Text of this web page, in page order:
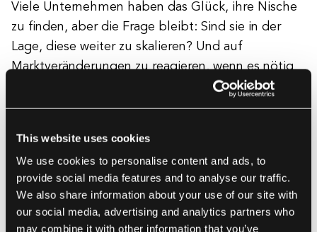
This website uses cookies
We use cookies to personalise content and ads, to
provide social media features and to analyse our traffic.
We also share information about your use of our site with
our social media, advertising and analytics partners who
may combine it with other information that you’ve
Viele Unternehmen haben das Glück, ihre Nische
zu finden, aber die Frage bleibt: Sind sie in der
Lage, diese weiter zu skalieren? Und auf
Marktveränderungen zu reagieren, wenn es nötig
Selbst wenn Sie mit Ihrer etablierten Nische
erfolgreich sind, ist es etwas anderes, den
anfänglichen Erfolg zu vervielfachen, als einen
tatsächlichen Plan zu haben, wie man die
Organisation gestaltet und sie auf verschiedene